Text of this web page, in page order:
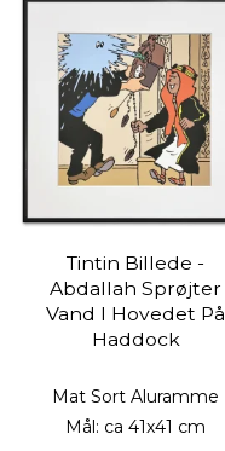
Tintin Billede -
Abdallah Sprøjter
Vand I Hovedet På
Haddock
Mat Sort Aluramme
Mål: ca 41x41 cm